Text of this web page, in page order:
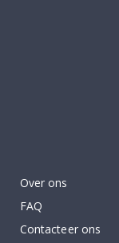
Over ons
FAQ
Contacteer ons